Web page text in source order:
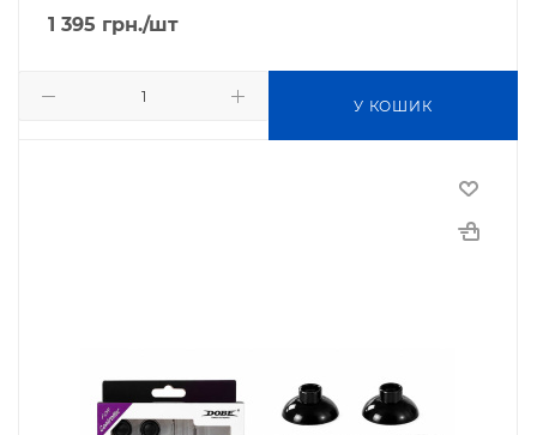
1 395 грн./шт
У КОШИК